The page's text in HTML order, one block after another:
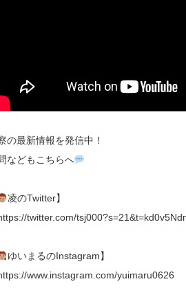
の最新情報を発信中！
などもこちらへ
凌のTwitter】
twitter.com/
ゆいまるのInstagram】
www.instagram.com/yuimaru0626